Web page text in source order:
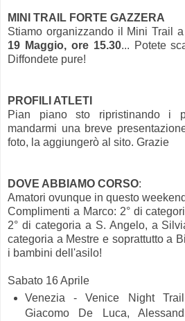
MINI TRAIL FORTE GAZZERA
Stiamo organizzando il Mini Trail
19 Maggio, ore 15.30... Potete
Diffondete pure!
PROFILI ATLETI
Pian piano sto ripristinando i
mandarmi una breve
foto, la aggiungerò al sito. Grazie
DOVE ABBIAMO CORSO:
Amatori ovunque in questo
Complimenti a Marco: 2° di
2° di categoria a S. Angelo, a
categoria a Mestre e soprattutto a
i bambini dell'asilo!
Sabato 16 Aprile
Venezia - Venice Night
Giacomo De Luca,